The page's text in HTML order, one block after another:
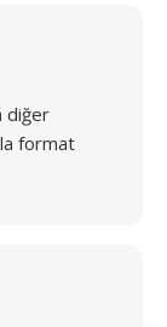
diğer
format